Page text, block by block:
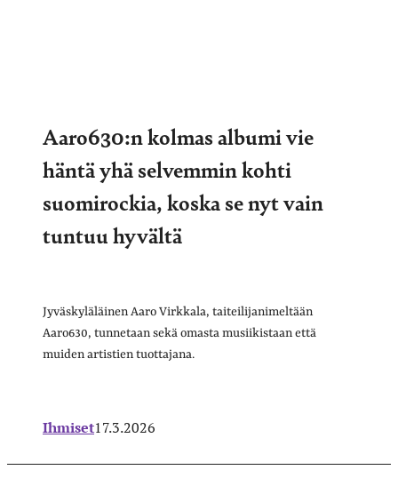
Aaro630:n kolmas albumi vie
häntä yhä selvemmin kohti
suomirockia, koska se nyt vain
tuntuu hyvältä
Jyväskyläläinen Aaro Virkkala, taiteilijanimeltään
Aaro630, tunnetaan sekä omasta musiikistaan että
muiden artistien tuottajana.
Ihmiset17.3.2026